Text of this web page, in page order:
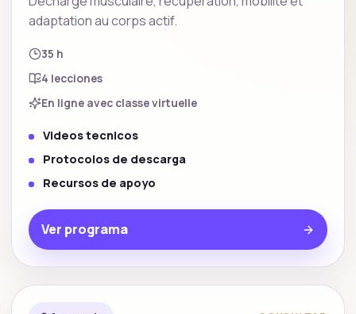
adaptation au corps actif.
35 h
4 lecciones
En ligne avec classe virtuelle
Videos tecnicos
Protocolos de descarga
Recursos de apoyo
Ver programa